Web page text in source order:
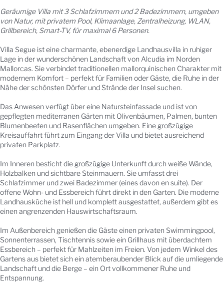
Geräumige Villa mit 3 Schlafzimmern und 2 Badezimmern, umgeben
von Natur, mit privatem Pool, Klimaanlage, Zentralheizung, WLAN,
Grillbereich, Smart-TV, für maximal 6 Personen.
Villa Segue ist eine charmante, ebenerdige Landhausvilla in ruhiger
Lage in der wunderschönen Landschaft von Alcudia im Norden
Mallorcas. Sie verbindet traditionellen mallorquinischen Charakter mit
modernem Komfort – perfekt für Familien oder Gäste, die Ruhe in der
Nähe der schönsten Dörfer und Strände der Insel suchen.
Das Anwesen verfügt über eine Natursteinfassade und ist von
gepflegten mediterranen Gärten mit Olivenbäumen, Palmen, bunten
Blumenbeeten und Rasenflächen umgeben. Eine großzügige
Kreisauffahrt führt zum Eingang der Villa und bietet ausreichend
privaten Parkplatz.
Im Inneren besticht die großzügige Unterkunft durch weiße Wände,
Holzbalken und sichtbare Steinmauern. Sie umfasst drei
Schlafzimmer und zwei Badezimmer (eines davon en suite). Der
offene Wohn- und Essbereich führt direkt in den Garten. Die moderne
Landhausküche ist hell und komplett ausgestattet, außerdem gibt es
einen angrenzenden Hauswirtschaftsraum.
Im Außenbereich genießen die Gäste einen privaten Swimmingpool,
Sonnenterrassen, Tischtennis sowie ein Grillhaus mit überdachtem
Essbereich – perfekt für Mahlzeiten im Freien. Von jedem Winkel des
Gartens aus bietet sich ein atemberaubender Blick auf die umliegende
Landschaft und die Berge – ein Ort vollkommener Ruhe und
Entspannung.